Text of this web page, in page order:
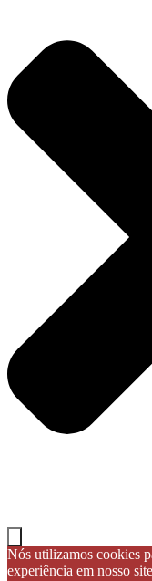
Nós utilizamos cookies
experiência em nosso